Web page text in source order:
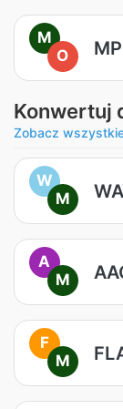
M
O
Konwertuj
Zobacz
W
M
A
M
F
M